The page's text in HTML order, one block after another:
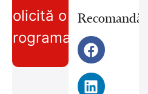
Solicită o
programare
Recomandă: